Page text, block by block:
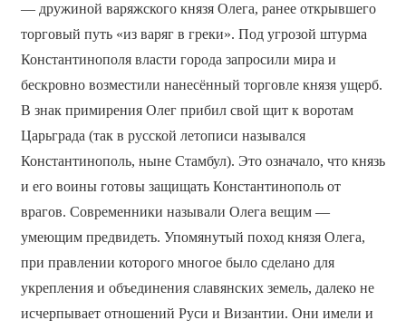
— дружиной варяжского князя Олега, ранее открывшего
торговый путь «из варяг в греки». Под угрозой штурма
Константинополя власти города запросили мира и
бескровно возместили нанесённый торговле князя ущерб.
В знак примирения Олег прибил свой щит к воротам
Царьграда (так в русской летописи назывался
Константинополь, ныне Стамбул). Это означало, что князь
и его воины готовы защищать Константинополь от
врагов. Современники называли Олега вещим —
умеющим предвидеть. Упомянутый поход князя Олега,
при правлении которого многое было сделано для
укрепления и объединения славянских земель, далеко не
исчерпывает отношений Руси и Византии. Они имели и